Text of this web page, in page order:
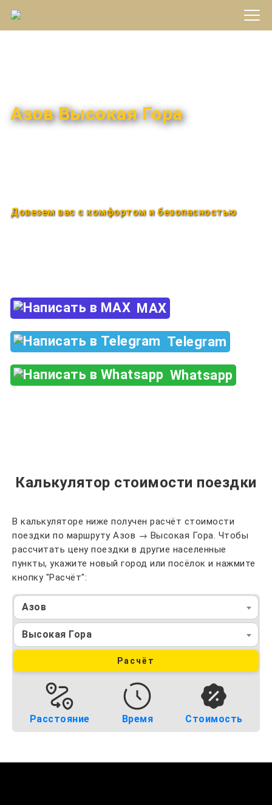
Азов Высокая Гора
Довезем вас с комфортом и безопасностью
MAX
Telegram
Whatsapp
Калькулятор стоимости поездки
В калькуляторе ниже получен расчёт стоимости
поездки по маршруту Азов → Высокая Гора. Чтобы
рассчитать цену поездки в другие населенные
пункты, укажите новый город или посёлок и нажмите
кнопку "Расчёт":
Азов
Высокая Гора
Расчёт
Расстояние Время Стоимость